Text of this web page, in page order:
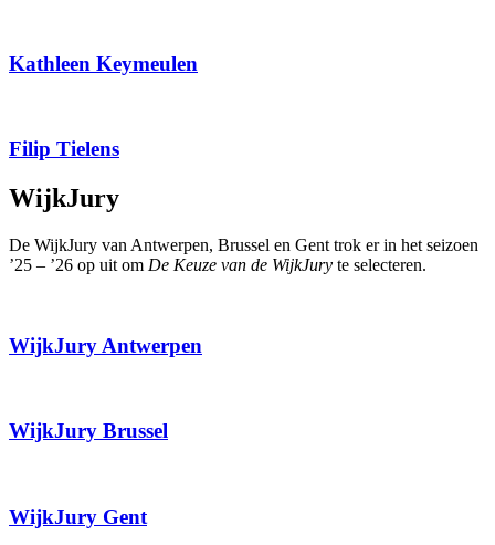
Kathleen Keymeulen
Filip Tielens
WijkJury
De WijkJury van Antwerpen, Brussel en Gent trok er in het seizoen
’25 – ’26 op uit om De Keuze van de WijkJury te selecteren.
WijkJury Antwerpen
WijkJury Brussel
WijkJury Gent